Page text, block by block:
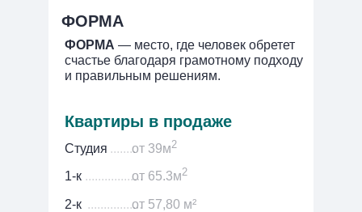
.................
.................от 57,80 м²
2-к
1-к
........
..................
от 39м2
от 65.3м2
Студия
ФОРМА — место, где человек обретет
счастье благодаря грамотному подходу
и правильным решениям.
Квартиры в продаже
ФОРМА